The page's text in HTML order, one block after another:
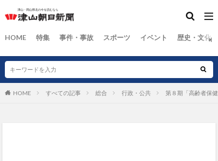
HOME 特集 事件・事故 スポーツ イベント 歴史・文化
HOME すべての記事 総合 行政・公共 第８期「高齢者保